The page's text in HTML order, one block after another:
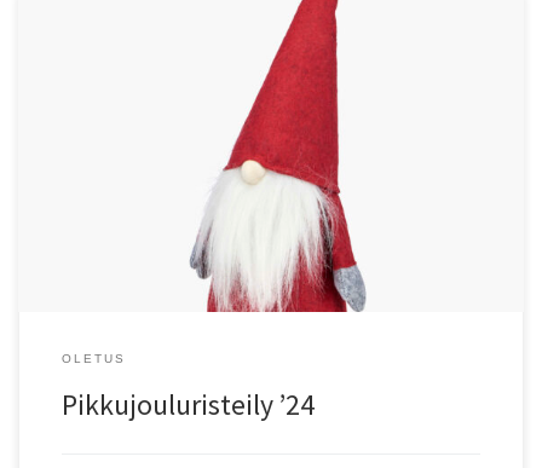
OLETUS
Pikkujouluristeily ’24